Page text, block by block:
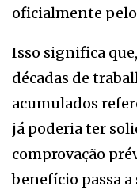
oficialmente
Isso significa
décadas de
acumulados
já poderia ter
comprovação
benefício passa a